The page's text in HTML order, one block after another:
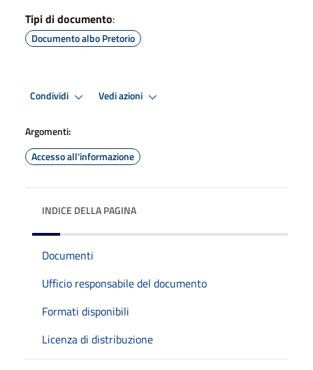
Tipi di documento:
Documento albo Pretorio
Condividi Vedi azioni
Argomenti:
Accesso all'informazione
INDICE DELLA PAGINA
Documenti
Ufficio responsabile del documento
Formati disponibili
Licenza di distribuzione